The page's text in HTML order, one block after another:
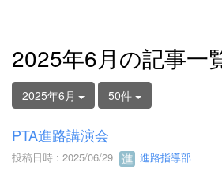
2025年6月の記事一
2025年6月 50件
PTA進路講演会
投稿日時 : 2025/06/29 進路指導部